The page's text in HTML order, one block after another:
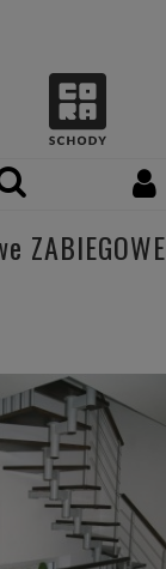
ZABIEGOWE